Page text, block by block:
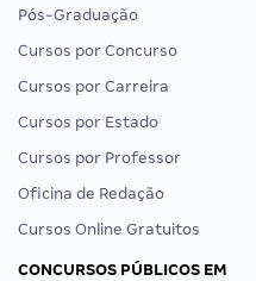
Pós-Graduação
Cursos por Concurso
Cursos por Carreira
Cursos por Estado
Cursos por Professor
Oficina de Redação
Cursos Online Gratuitos
CONCURSOS PÚBLICOS EM